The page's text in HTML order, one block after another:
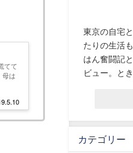
てて
母は
東京の自宅
たりの生活
はん奮闘記
ビュー。と
カテゴリー